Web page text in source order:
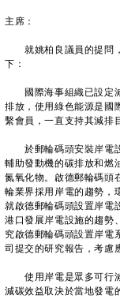
主席：
就姚柏良議員的提問，
下：
國際海事組織已設定減
排放，使用綠色能源是國
繫會員，一直支持其減排
於郵輪碼頭安裝岸電設
輔助發動機的碳排放和燃
氮氧化物。啟德郵輪碼頭
輪業界採用岸電的趨勢，
就啟德郵輪碼頭設置岸電
港口發展岸電設施的趨勢
究啟德郵輪碼頭設置岸電
司提交的研究報告，考慮
使用岸電是眾多可行減
減碳效益取決於當地發電